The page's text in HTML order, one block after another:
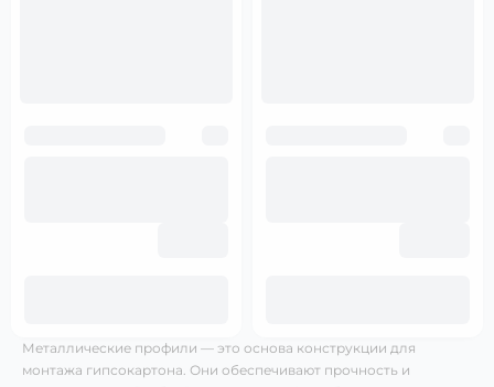
Металлические профили — это основа конструкции для
монтажа гипсокартона. Они обеспечивают прочность и